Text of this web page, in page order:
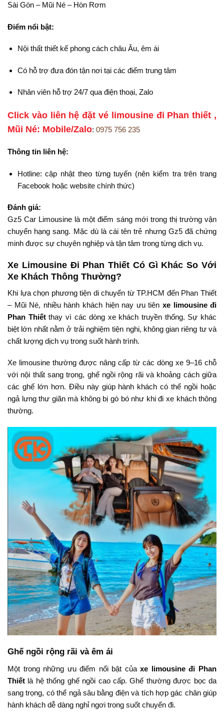
Sài Gòn – Mũi Né – Hòn Rơm
Điểm nổi bật:
Nội thất thiết kế phong cách châu Âu, êm ái
Có hỗ trợ đưa đón tận nơi tại các điểm trung tâm
Nhân viên hỗ trợ 24/7 qua điện thoại, Zalo
Click vào liên hệ đặt vé limousine đi Phan thiết ,
Mũi Né: Mobile/Zalo: 0975 756 235
Thông tin liên hệ:
Hotline: cập nhật theo từng tuyến (nên kiểm tra trên trang
Facebook hoặc website chính thức)
Đánh giá:
Gz5 Car Limousine là một điểm sáng mới trong thị trường vận
chuyển hạng sang. Mặc dù là cái tên trẻ nhưng Gz5 đã chứng
minh được sự chuyên nghiệp và tận tâm trong từng dịch vụ.
Xe Limousine Đi PhanThiết Có Gì KhácSoVới
Xe Khách Thông Thường?
Khi lựachọn phươngtiện dichuyển từTP.HCM đến PhanThiết
– Mũi Né, nhiều hành khách hiện nay ưutiên xe limousineđi
Phan Thiết thay vì cácdòng xe kháchtruyền thống. Sự khác
biệt lớn nhất nằmở trải nghiệmtiện nghi, khônggian riêng tưvà
chất lượng dịch vụ trong suốt hành trình.
Xe limousinethườngđược nângcấp từ các dòng xe 9–16chỗ
với nội thấtsangtrọng, ghế ngồi rộng rãivà khoảng cáchgiữa
các ghế lớn hơn. Điều này giúp hành kháchcóthể ngồi hoặc
ngả lưngthư giãn mà không bịgò bó như khiđi xe kháchthông
thường.
Ghế ngồi rộng rãi và êm ái
Một trong những ưuđiểm nổi bật củaxe limousineđi Phan
Thiết là hệthống ghế ngồi cao cấp.Ghế thườngđược bọcda
sangtrọng, cóthể ngả sâu bằng điệnvà tích hợpgác chângiúp
hành khách dễ dàng nghỉ ngơi trong suốt chuyến đi.